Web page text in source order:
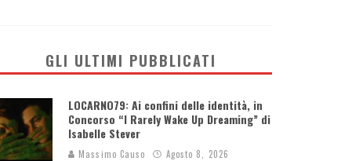
GLI ULTIMI PUBBLICATI
LOCARNO79: Ai confini delle identità, in
Concorso “I Rarely Wake Up Dreaming” di
Isabelle Stever
Massimo Causo Agosto 8, 2026